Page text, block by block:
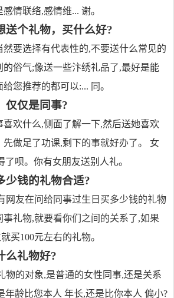
情联络,感情维... 谢。
送个礼物，买什么好?
然要选择有代表性的,不要送什么常见的
俗气;像送一些汴绣礼品了,最好是能
您推荐的都可以:... 同。
仅仅是同事?
欢什么,侧面了解一下,然后送她喜欢
先做足了功课,剩下的事就好办了。 女
了呗。你有女朋友送别人礼。
少钱的礼物合适?
网友在问给同事过生日买多少钱的礼物
礼物,就要看你们之间的关系了,如果
买100元左右的礼物。
么礼物好?
物的对象,是普通的女性同事,还是关系
年龄比您本人 年长,还是比你本人 偏小?